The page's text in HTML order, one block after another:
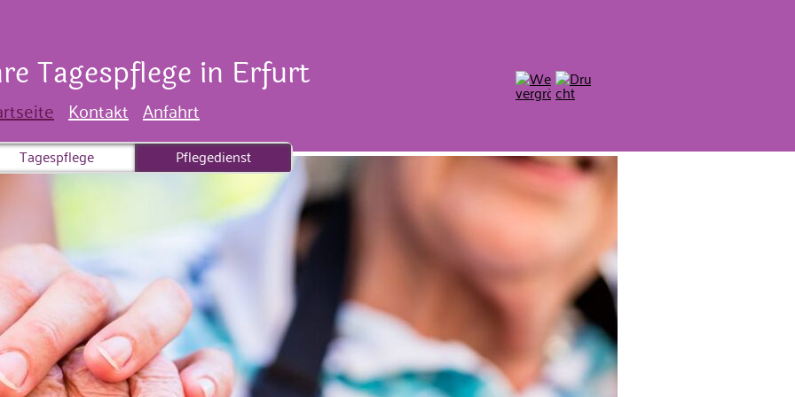
Kontakt Anfahrt
Tagespflege in Erfurt
Tagespflege Pflegedienst